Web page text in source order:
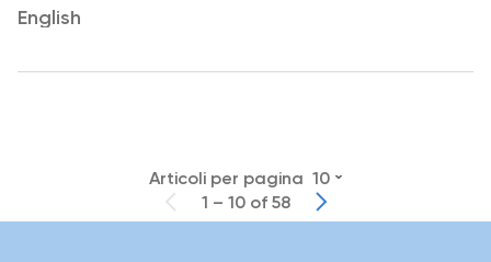
English
Articoli per pagina 10
1 – 10 of 58